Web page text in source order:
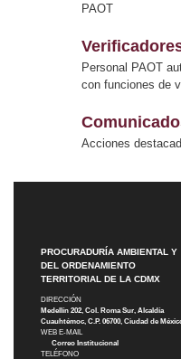
PAOT
Personal PAOT
con funciones de
Acciones
PROCURADURÍA AMBIENTAL Y
DEL ORDENAMIENTO
TERRITORIAL DE LA CDMX
DIRECCIÓN
Medellín 202, Col. Roma Sur, Alcaldía
Cuauhtémoc, C.P. 06700, Ciudad de
WEB E-MAIL
Correo Institucional
TELÉFONO